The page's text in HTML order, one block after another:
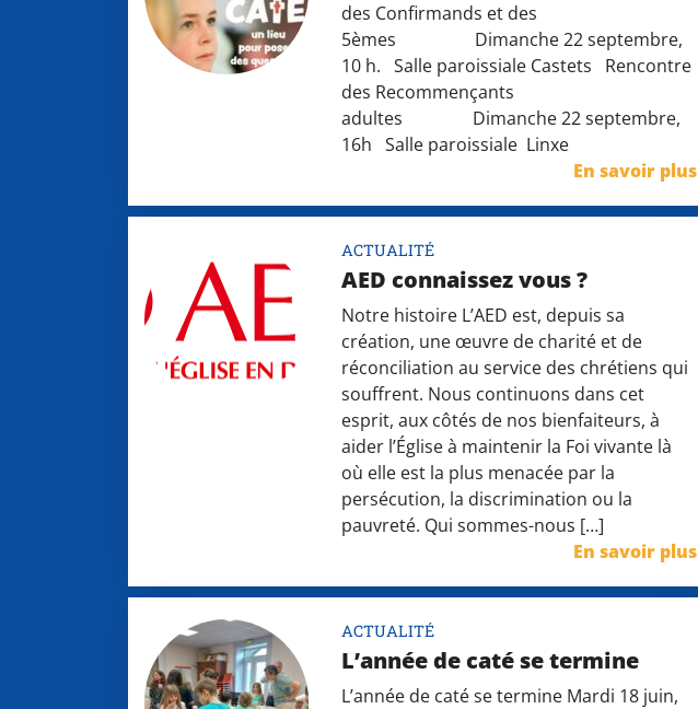
des Confirmands et des
5èmes Dimanche 22 septembre,
10 h. Salle paroissiale Castets Rencontre
des Recommençants
adultes Dimanche 22 septembre,
16h Salle paroissiale Linxe
En savoir plus
ACTUALITÉ
AED connaissez vous ?
Notre histoire L’AED est, depuis sa
création, une œuvre de charité et de
réconciliation au service des chrétiens qui
souffrent. Nous continuons dans cet
esprit, aux côtés de nos bienfaiteurs, à
aider l’Église à maintenir la Foi vivante là
où elle est la plus menacée par la
persécution, la discrimination ou la
pauvreté. Qui sommes-nous […]
En savoir plus
ACTUALITÉ
L’année de caté se termine
L’année de caté se termine Mardi 18 juin,